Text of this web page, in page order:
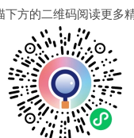
下方的二维码阅读更多